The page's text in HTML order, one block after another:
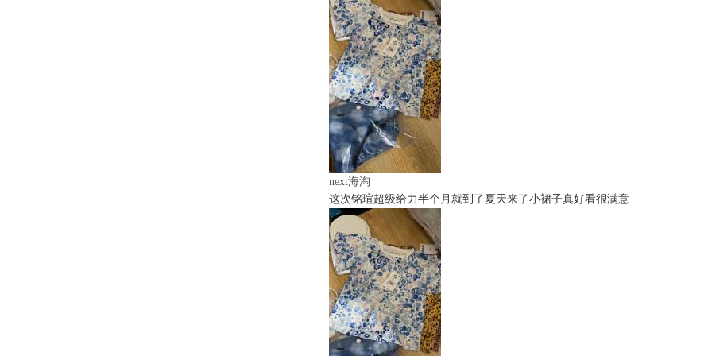
next海淘
这次铭瑄超级给力半个月就到了夏天来了小裙子真好看很满意